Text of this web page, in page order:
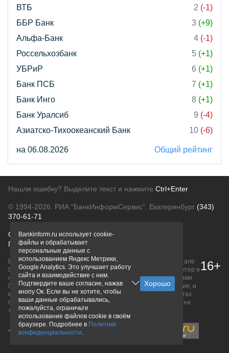
ВТБ
2 (-1)
ББР Банк
3 (+9)
Альфа-Банк
4 (-1)
Россельхозбанк
5 (+1)
УБРиР
6 (+1)
Банк ПСБ
7 (+1)
Банк Инго
8 (+1)
Банк Уралсиб
9 (-4)
Азиатско-Тихоокеанский Банк
10 (-6)
на 06.08.2026 Общий рейтинг
Нашли ошибку? Выделите текст и нажмите Ctrl+Enter
© 1994-2026. РИА "БанкИнформСервис". Екатеринбург (343)
370-61-71
О проектеПолитика конфиденциальности
Правовая информацияДля рекламодателей
Вся информация о продуктах банков, размещенная на портале
bankinform.ru, носит исключительно ознакомительный характер и
не является публичной офертой, определяемой положениями
ГК РФ. Информация не содержит точного и полного описания, и
может быть изменена. Конечные условия уточняйте на сайтах
банков или при личном обращении. Исключительное право на
товарные знаки принадлежит их правообладателям.
16+
Bankinform.ru использует cookie-
файлы и обрабатывает
персональные данные с
использованием Яндекс Метрики,
Google Analytics. Это улучшает работу
сайта и взаимодействие с ним.
Подтвердите ваше согласие, нажав
кнопу Ок. Если вы не хотите, чтобы
ваши данные обрабатывались,
пожалуйста, ограничьте
использование файлов cookie в своём
браузере. Подробнее в Политике
конфиденциальности.